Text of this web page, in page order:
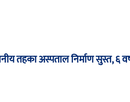
तहका अस्पताल निर्माण सुस्त, ६